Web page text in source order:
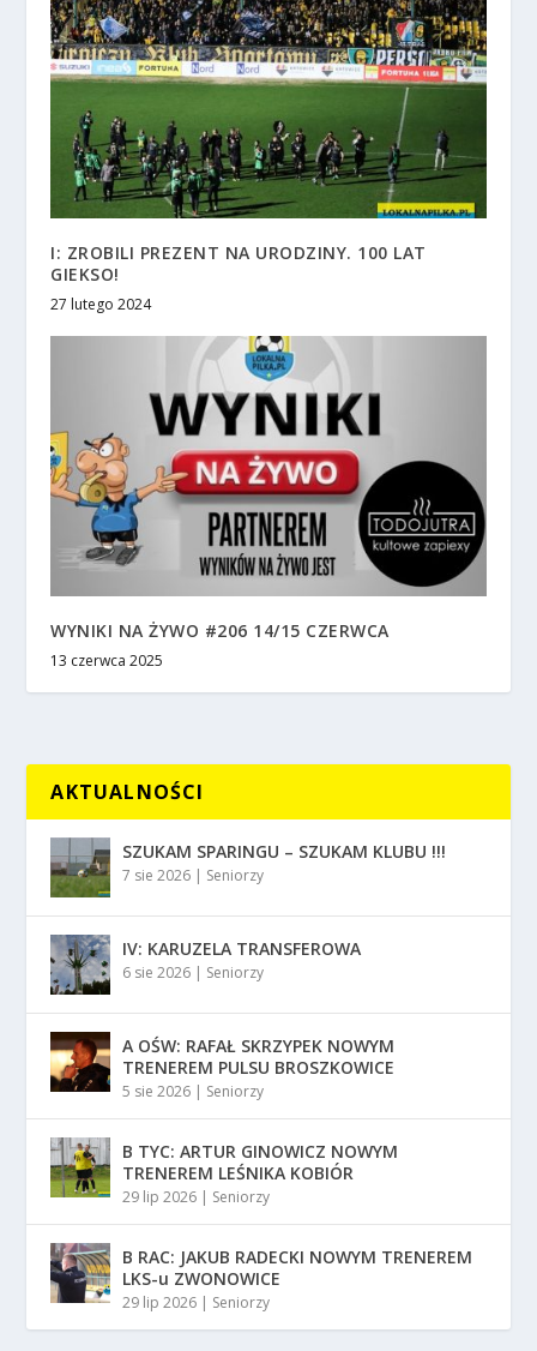
I: ZROBILI PREZENT NA URODZINY. 100 LAT
GIEKSO!
27 lutego 2024
WYNIKI NA ŻYWO #206 14/15 CZERWCA
13 czerwca 2025
AKTUALNOŚCI
SZUKAM SPARINGU – SZUKAM KLUBU !!!
7 sie 2026 | Seniorzy
IV: KARUZELA TRANSFEROWA
6 sie 2026 | Seniorzy
A OŚW: RAFAŁ SKRZYPEK NOWYM
TRENEREM PULSU BROSZKOWICE
5 sie 2026 | Seniorzy
B TYC: ARTUR GINOWICZ NOWYM
TRENEREM LEŚNIKA KOBIÓR
29 lip 2026 | Seniorzy
B RAC: JAKUB RADECKI NOWYM TRENEREM
LKS-u ZWONOWICE
29 lip 2026 | Seniorzy